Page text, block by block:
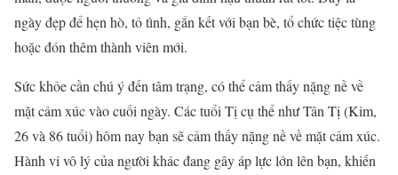
ngày đẹp để hẹn hò, tỏ tình, gắn kết với bạn bè, tổ chức tiệc tùng
hoặc đón thêm thành viên mới.
Sức khỏe cần chú ý đến tâm trạng, có thể cảm thấy nặng nề về
mặt cảm xúc vào cuối ngày. Các tuổi Tị cụ thể như Tân Tị (Kim,
26 và 86 tuổi) hôm nay bạn sẽ cảm thấy nặng nề về mặt cảm xúc.
Hành vi vô lý của người khác đang gây áp lực lớn lên bạn, khiến